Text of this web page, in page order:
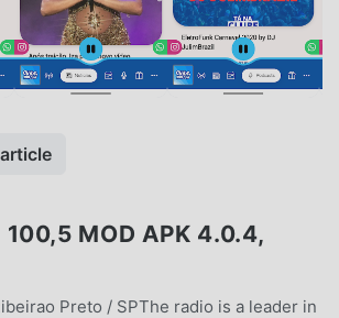
100,5 MOD APK 4.0.4,
Preto / SPThe radio is a leader in